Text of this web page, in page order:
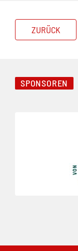
ZURÜCK
SPONSOREN